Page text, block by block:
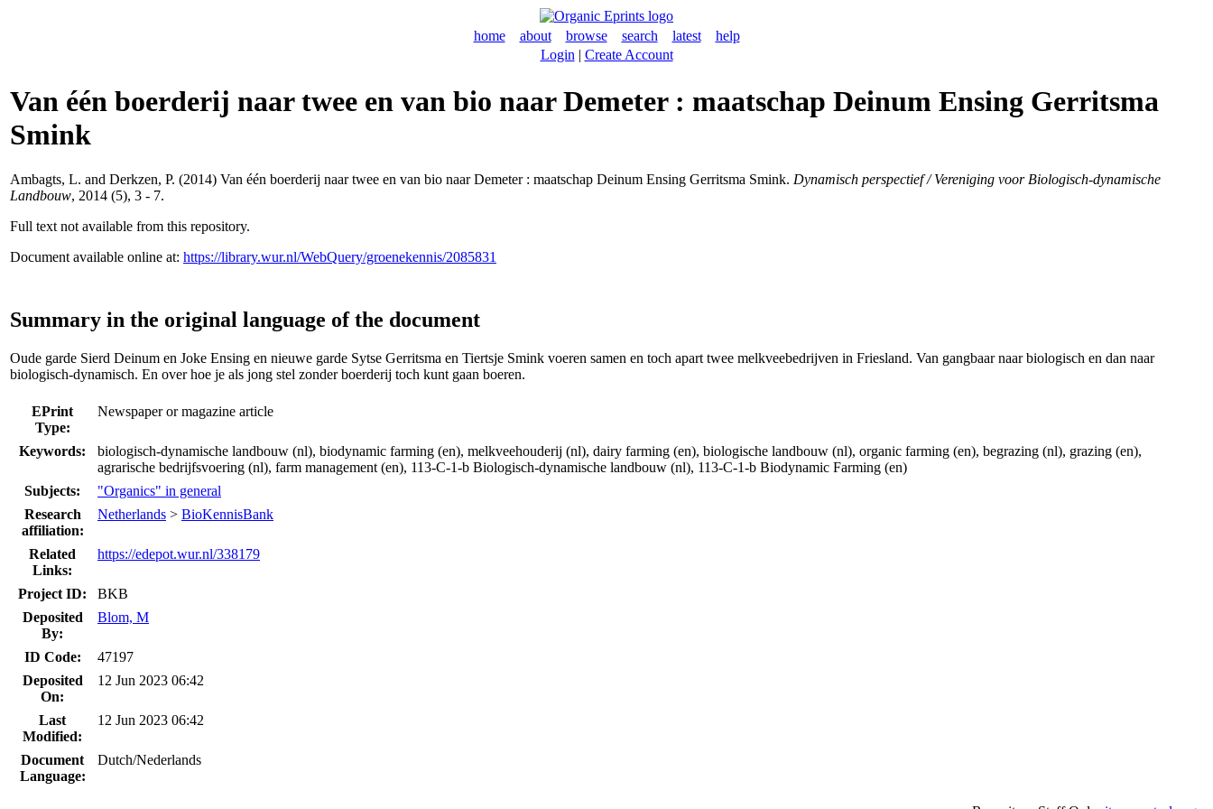
home about browse search latest
help
Login | Create Account
Van één boerderij naar twee en van bio naar Demeter : maatschap Deinum Ensing Gerritsma
Smink
Ambagts, L. and Derkzen, P. (2014) Van één boerderij naar twee en van bio naar Demeter : maatschap Deinum Ensing Gerritsma Smink. Dynamisch perspectief / Vereniging voor Biologisch-dynamische
Landbouw, 2014 (5), 3 - 7.
Full text not available from this repository.
Document available online at: https://library.wur.nl/WebQuery/groenekennis/2085831
Summary in the original language of the document
Oude garde Sierd Deinum en Joke Ensing en nieuwe garde Sytse Gerritsma en Tiertsje Smink voeren samen en toch apart twee melkveebedrijven in Friesland. Van gangbaar naar biologisch en dan naar
biologisch-dynamisch. En over hoe je als jong stel zonder boerderij toch kunt gaan boeren.
EPrint
Type:
Newspaper or magazine article
Keywords:
biologisch-dynamische landbouw (nl), biodynamic farming (en), melkveehouderij (nl), dairy farming (en), biologische landbouw (nl), organic farming (en), begrazing (nl), grazing (en),
agrarische bedrijfsvoering (nl), farm management (en), 113-C-1-b Biologisch-dynamische landbouw (nl), 113-C-1-b Biodynamic Farming (en)
Subjects:
"Organics" in general
Research
affiliation:
Netherlands > BioKennisBank
Related
Links:
https://edepot.wur.nl/338179
Project ID:
BKB
Deposited
By:
Blom, M
ID Code:
47197
Deposited
On:
12 Jun 2023 06:42
Last
Modified:
12 Jun 2023 06:42
Document
Language:
Dutch/Nederlands